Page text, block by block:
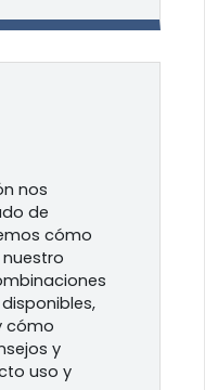
nos
de
cómo
cómo
y
uso y